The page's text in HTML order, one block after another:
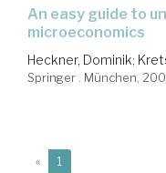
an easy guide to understanding the principles of
microeconomics
Heckner, Dominik;
Springer . München,
« 1